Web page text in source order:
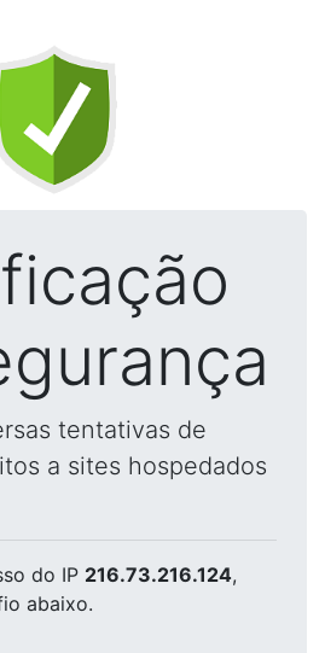
tentativas de
a sites hospedados
do IP 216.73.216.124,
abaixo.